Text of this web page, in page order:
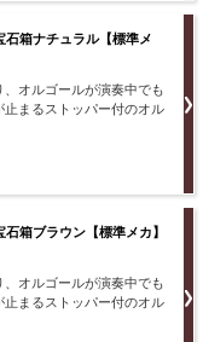
箱ナチュラル【標準メ
オルゴールが演奏中でも
まるストッパー付のオル
箱ブラウン【標準メカ】
オルゴールが演奏中でも
まるストッパー付のオル